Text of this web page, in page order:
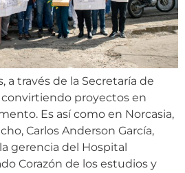
a través de la Secretaría de
proyectos en
Es así como en Norcasia,
Carlos Anderson García,
gerencia del Hospital
Corazón de los estudios y